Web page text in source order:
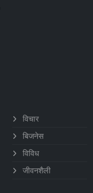
विचार
बिजनेस
विविध
जीवनशैली